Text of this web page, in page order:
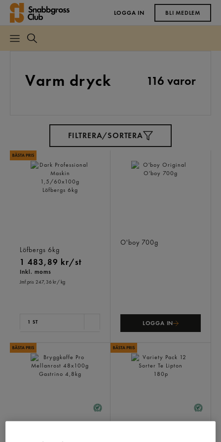
LOGGA IN BLI MEDLEM
Varm dryck 116 varor
FILTRERA/SORTERA
Löfbergs 6kg
1 483,89 kr/st
Inkl. moms
Jmf.pris 247,36 kr/ kg
1 ST
O'boy 700g
LOGGA IN